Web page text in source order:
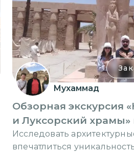
Мухаммад
Обзорная экскурсия
и Луксорский храмы»
Исследовать
впечатлиться